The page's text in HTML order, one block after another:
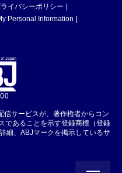
イバシーポリシー
Personal Information
信サービスが、著作権者からコン
であることを示す登録商標（登録
細、ABJマークを掲示しているサ